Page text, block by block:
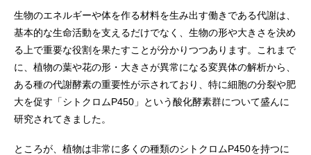
生物のエネルギーや体を作る材料を生み出す働きである代謝は、
基本的な生命活動を支えるだけでなく、生物の形や大きさを決め
る上で重要な役割を果たすことが分かりつつあります。これまで
に、植物の葉や花の形・大きさが異常になる変異体の解析から、
ある種の代謝酵素の重要性が示されており、特に細胞の分裂や肥
大を促す「シトクロムP450」という酸化酵素群について盛んに
研究されてきました。
ところが、植物は非常に多くの種類のシトクロムP450を持つに